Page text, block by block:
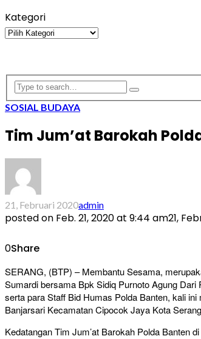
Kategori
Kategori
SOSIAL BUDAYA
Tim Jum’at Barokah
21, Februari 2020admin
posted on Feb. 21, 2020 at 9:44 am21,
0Share
SERANG, (BTP) – Membantu Sesama,
Sumardi bersama Bpk Sidiq Purnoto Agung
serta para Staff Bid Humas Polda Banten, kali
Banjarsari Kecamatan Cipocok Jaya Kota
Kedatangan Tim Jum’at Barokah Polda Banten